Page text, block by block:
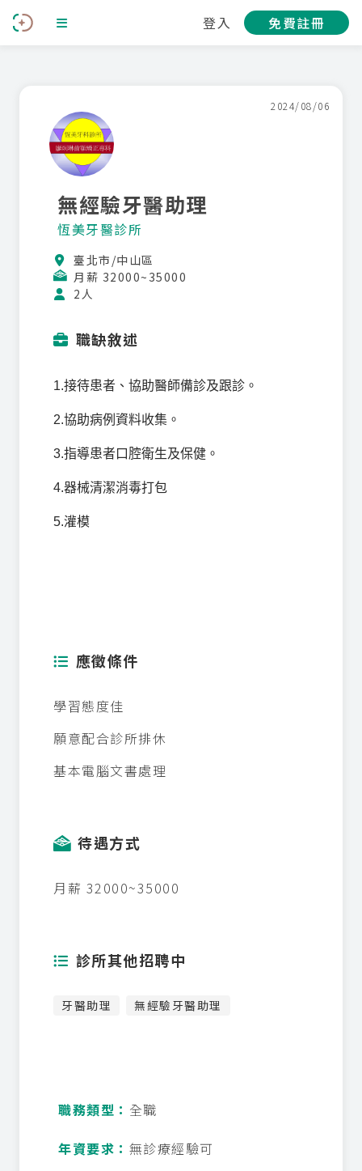
登入 免費註冊
2024/08/06
無經驗牙醫助理
恆美牙醫診所
臺北市/中山區
月薪 32000~35000
2人
職缺敘述
1.接待患者、協助醫師備診及跟診 。
2.協助病例資料收集。
3.指導患者口腔衛生及保健。
4.器械清潔消毒打包
5.灌模
應徵條件
學習態度佳
願意配合診所排休
基本電腦文書處理
待遇方式
月薪 32000~35000
診所其他招聘中
牙醫助理 無經驗牙醫助理
職務類型： 全職
年資要求： 無診療經驗可